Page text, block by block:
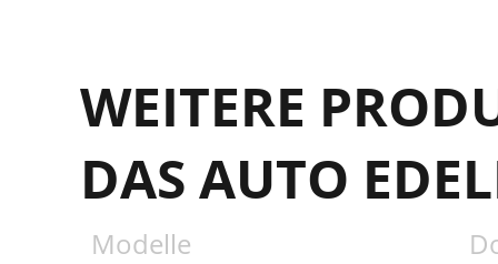
WEITERE
DAS AUTO
Modelle